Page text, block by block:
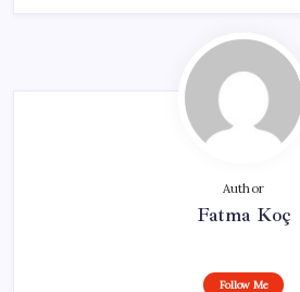
Author
Fatma Koç
Follow Me